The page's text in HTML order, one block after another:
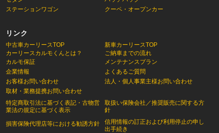
ステーションワゴン
クーペ・オープンカー
リンク
中古車カーリースTOP
カーリースカルモくんとは？
新車カーリースTOP
ご納車までの流れ
カルモ保証
企業情報
お客様お問い合わせ
取材・業務提携お問い合わせ
特定商取引法に基づく表記・古物営
業法の規定に基づく表示
損害保険代理店等における勧誘方針
メンテナンスプラン
よくあるご質問
法人・個人事業主様お問い合わせ
取扱い保険会社／推奨販売に関する方
針
信用情報の訂正および利用停止の申し
出手続き